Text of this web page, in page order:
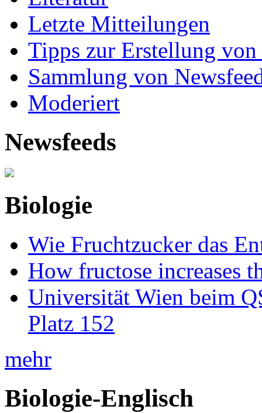
Letzte Mitteilungen
Tipps zur Erstellung
Sammlung von
Moderiert
Newsfeeds
Biologie
Wie Fruchtzucker das
How fructose increases
Universität Wien beim
Platz 152
mehr
Biologie-Englisch